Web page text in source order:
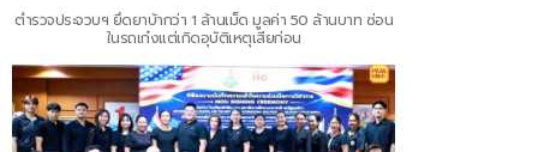
ตำรวจประจวบฯ ยึดยาบ้ากว่า 1 ล้านเม็ด มูลค่า 50 ล้านบาท ซ่อน
ในรถเก๋งแต่เกิดอุบัติเหตุเสียก่อน